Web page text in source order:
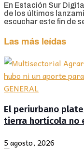
En Estación Sur
de los últimos
escuchar este fin de
Las más leídas
GENERAL
El periurbano
tierra hortícola no
5 agosto, 2026